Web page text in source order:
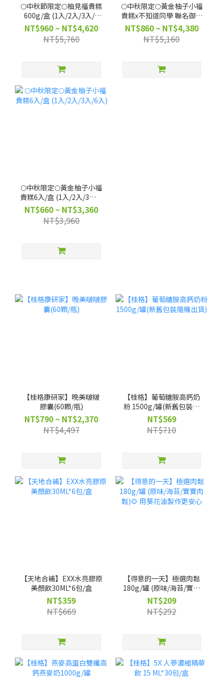
🌕中秋節限定🌕柚見福貴糕
600g/盒 (1入/2入/3入/6
入)
NT$960 ~ NT$4,620
NT$5,760
🌕中秋限定🌕黃金柚子小福
貴糕x不知道同學 聯名御守
禮盒 (1入/2入/3入/6入)
NT$860 ~ NT$4,380
NT$5,160
🌕中秋限定🌕黃金柚子小福
貴糕6入/盒 (1入/2入/3入/6
入)
NT$660 ~ NT$3,360
NT$3,960
【桂格康研家】晚美啵啵
膠囊(60顆/瓶)
NT$790 ~ NT$2,370
NT$4,497
【桂格】葡萄糖胺高鈣奶
粉 1500g/罐(新舊包裝隨
機出貨)
NT$569
NT$710
【天地合補】EXX水亮膠原
美顏飲30ML*6包/盒
NT$359
NT$669
【得意的一天】極選肉鬆
180g/罐 (原味/海苔/寶寶
肉鬆)🌻 用葵花油製作更安
心
NT$209
NT$292